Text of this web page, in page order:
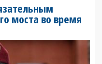
моста во время